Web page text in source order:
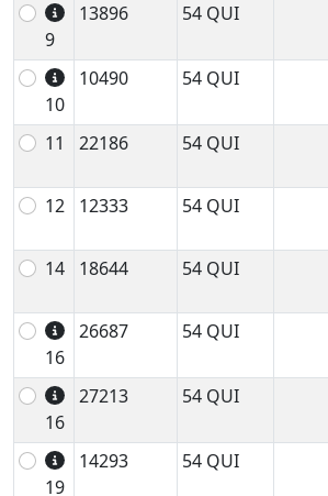
9
13896 54 QUI
10
10490 54 QUI
11 22186 54 QUI
12 12333 54 QUI
14 18644 54 QUI
16
26687 54 QUI
16
27213 54 QUI
19
14293 54 QUI